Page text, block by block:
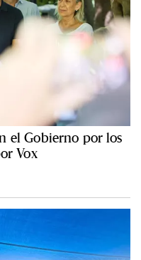
el Gobierno por los
Vox